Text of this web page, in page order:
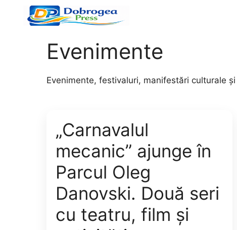
Evenimente
Evenimente, festivaluri, manifestări culturale
„Carnavalul
mecanic” ajunge în
Parcul Oleg
Danovski. Două seri
cu teatru, film și